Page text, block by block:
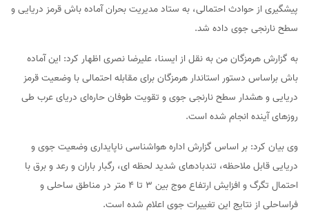
پیشگیری از حوادث احتمالی، به ستاد مدیریت بحران آماده باش قرمز دریایی و
سطح نارنجی جوی داده شد.
به گزارش هرمزگان من به نقل از ایسنا، علیرضا نصری اظهار کرد: این آماده
باش براساس دستور استاندار هرمزگان برای مقابله احتمالی با وضعیت قرمز
دریایی و هشدار سطح نارنجی جوی و تقویت طوفان حاره‌ای دریای عرب طی
روزهای آینده انجام شده است.
وی بیان کرد: بر اساس گزارش اداره هواشناسی ناپایداری وضعیت جوی و
دریایی قابل ملاحظه، تندبادهای شدید لحظه ای، رگبار باران و رعد و برق با
احتمال تگرگ و افزایش ارتفاع موج بین ۳ تا ۴ متر در مناطق ساحلی و
فراساحلی از نتایج این تغییرات جوی اعلام شده است.